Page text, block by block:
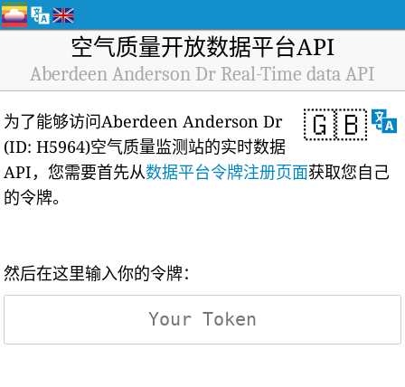
空气质量开放数据平台API
Aberdeen Anderson Dr Real-Time data API
🇬🇧
为了能够访问Aberdeen Anderson Dr
(ID: H5964)空气质量监测站的实时数据
API，您需要首先从数据平台令牌注册页面获取您自己
的令牌。
然后在这里输入你的令牌：